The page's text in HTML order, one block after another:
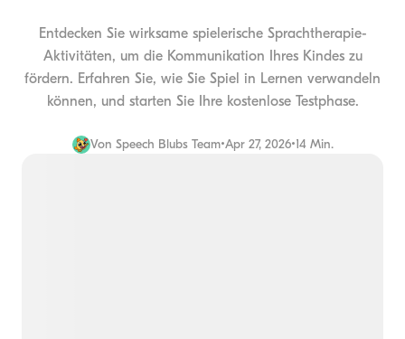
Entdecken Sie wirksame spielerische Sprachtherapie-
Aktivitäten, um die Kommunikation Ihres Kindes zu
fördern. Erfahren Sie, wie Sie Spiel in Lernen verwandeln
können, und starten Sie Ihre kostenlose Testphase.
Von Speech Blubs Team•Apr 27, 2026•14 Min.